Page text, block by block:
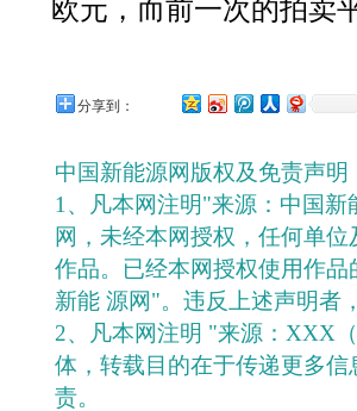
欧元，而前一次的拍卖
分享到：
中国新能源网版权及免责声明
1、凡本网注明"来源：中国
网，未经本网授权，任何单
作品。已经本网授权使用作
新能 源网"。违反上述声明者
2、凡本网注明 "来源：XXX
体，转载目的在于传递更多
责。